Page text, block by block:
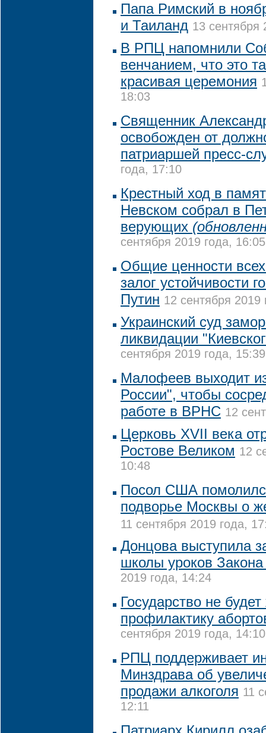
Папа Римский в
и Таиланд 13 сентября
В РПЦ напомнили
венчанием, что это
красивая церемония
18:03
Священник
освобожден от
патриаршей пресс-
года, 17:10
Крестный ход в
Невском собрал в
верующих
сентября 2019 года, 16:05
Общие ценности
залог устойчивости
Путин 12 сентября 2019
Украинский суд
ликвидации
сентября 2019 года, 15:39
Малофеев выходит
России", чтобы
работе в ВРНС 12
Церковь XVII века
Ростове Великом 12
10:48
Посол США
подворье Москвы о
11 сентября 2019 года,
Донцова выступила
школы уроков
2019 года, 14:24
Государство не
профилактику
сентября 2019 года, 14:10
РПЦ поддерживает
Минздрава об
продажи алкоголя 11
12:11